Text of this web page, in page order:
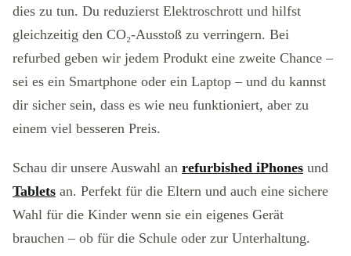
dies zu tun. Du reduzierst Elektroschrott und hilfst
gleichzeitig den CO₂-Ausstoß zu verringern. Bei
refurbed geben wir jedem Produkt eine zweite Chance –
sei es ein Smartphone oder ein Laptop – und du kannst
dir sicher sein, dass es wie neu funktioniert, aber zu
einem viel besseren Preis.
Schau dir unsere Auswahl an refurbished iPhones und
Tablets an. Perfekt für die Eltern und auch eine sichere
Wahl für die Kinder wenn sie ein eigenes Gerät
brauchen – ob für die Schule oder zur Unterhaltung.